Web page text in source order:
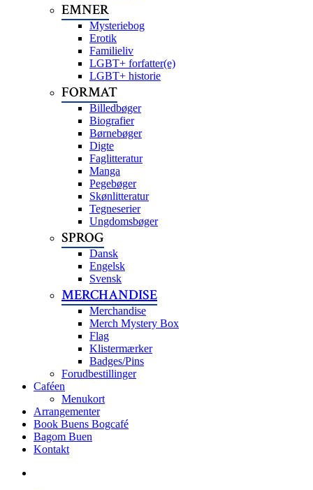
EMNER
Mysteriebog
Erotik
Familieliv
LGBT+ forfatter(e)
LGBT+ historie
FORMAT
Billedbøger
Biografier
Børnebøger
Digte
Faglitteratur
Manga
Pegebøger
Skønlitteratur
Tegneserier
Ungdomsbøger
SPROG
Dansk
Engelsk
Svensk
MERCHANDISE
Merchandise
Merch Mystery Box
Flag
Klistermærker
Badges/Pins
Forudbestillinger
Caféen
Menukort
Arrangementer
Book Buens Bogcafé
Bagom Buen
Kontakt